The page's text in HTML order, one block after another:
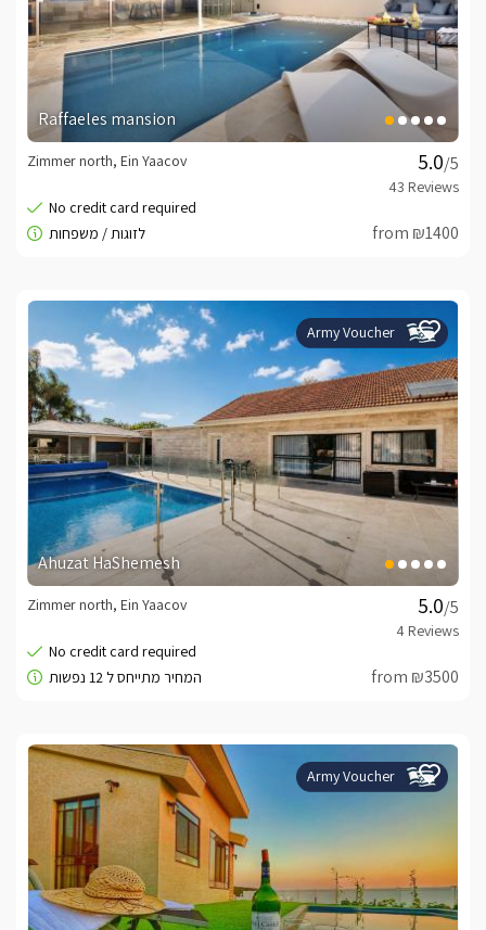
Raffaeles mansion
/5
Zimmer north, Ein Yaacov
from ₪1400
Army Voucher
Ahuzat HaShemesh
/5
Zimmer north, Ein Yaacov
from ₪3500
Army Voucher